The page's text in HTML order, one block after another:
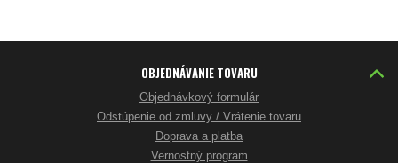
OBJEDNÁVANIE TOVARU
Objednávkový formulár
Odstúpenie od zmluvy / Vrátenie tovaru
Doprava a platba
Vernostný program